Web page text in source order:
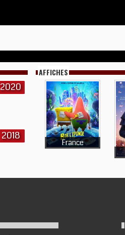
2020
2018
AFFICHES
France